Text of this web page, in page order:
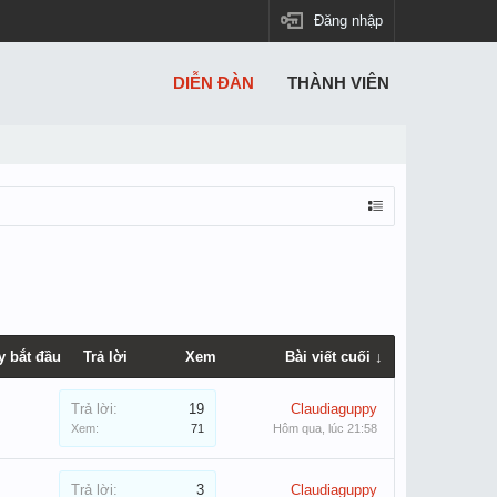
Đăng nhập
bắt đầu Trả lời Xem Bài viết cuối ↓
Trả lời: 19
Xem: 71
Claudiaguppy
Hôm qua, lúc 21:58
Trả lời: 3 Claudiaguppy
DIỄN ĐÀN THÀNH VIÊN